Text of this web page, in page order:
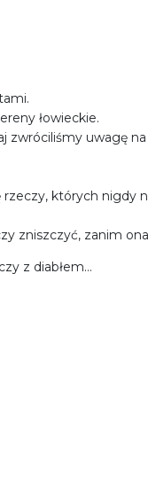
łowieckie.
zwróciliśmy uwagę
których nigdy
zniszczyć, zanim
z diabłem…